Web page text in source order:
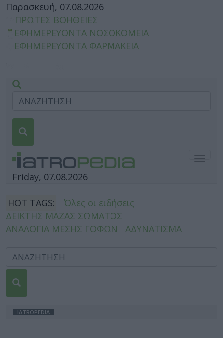
Παρασκευή, 07.08.2026
ΠΡΩΤΕΣ ΒΟΗΘΕΙΕΣ
ΕΦΗΜΕΡΕΥΟΝΤΑ ΝΟΣΟΚΟΜΕΙΑ
ΕΦΗΜΕΡΕΥΟΝΤΑ ΦΑΡΜΑΚΕΙΑ
Friday, 07.08.2026
HOT TAGS:
Όλες οι ειδήσεις
ΔΕΙΚΤΗΣ ΜΑΖΑΣ ΣΩΜΑΤΟΣ
ΑΝΑΛΟΓΙΑ ΜΕΣΗΣ ΓΟΦΩΝ
ΑΔΥΝΑΤΙΣΜΑ
IATROPEDIA